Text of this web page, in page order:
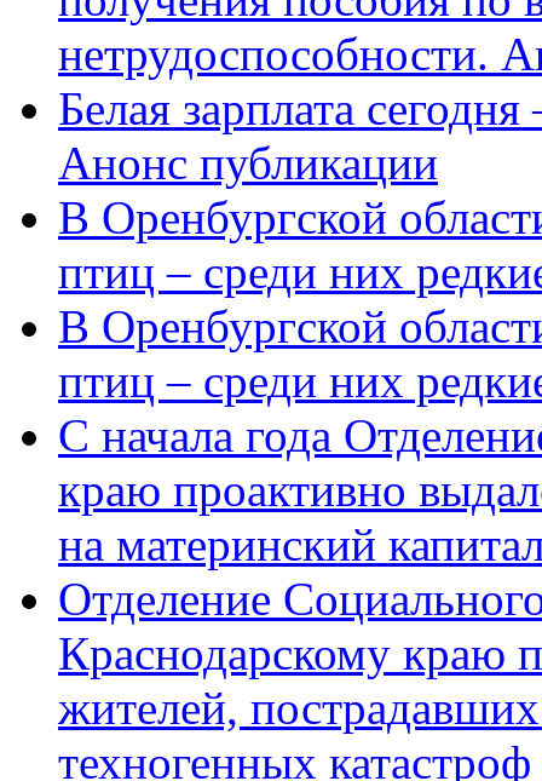
нетрудоспособности.
Белая зарплата
Анонс публикации
В Оренбургской
птиц – среди них
В Оренбургской
птиц – среди них
С начала года
краю проактивно
на материнский
Отделение
Краснодарскому краю
жителей,
техногенных катастроф